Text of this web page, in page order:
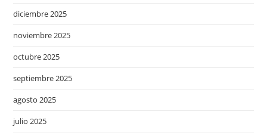
diciembre 2025
noviembre 2025
octubre 2025
septiembre 2025
agosto 2025
julio 2025